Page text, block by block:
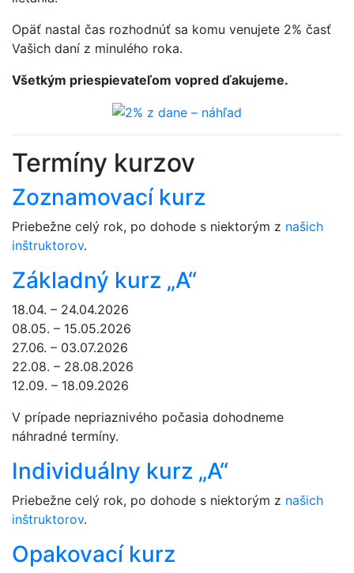
Opäť nastal čas rozhodnúť sa komu venujete 2% časť
Vašich daní z minulého roka.
Všetkým priespievateľom vopred ďakujeme.
Termíny kurzov
Zoznamovací kurz
Priebežne celý rok, po dohode s niektorým z našich
inštruktorov.
Základný kurz „A“
18.04. – 24.04.2026
08.05. – 15.05.2026
27.06. – 03.07.2026
22.08. – 28.08.2026
12.09. – 18.09.2026
V prípade nepriaznivého počasia dohodneme
náhradné termíny.
Individuálny kurz „A“
Priebežne celý rok, po dohode s niektorým z našich
inštruktorov.
Opakovací kurz